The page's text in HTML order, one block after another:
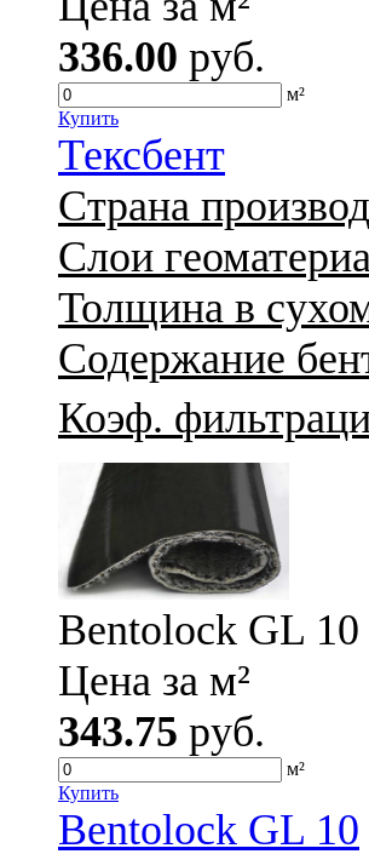
336.00 руб.
м²
Купить
Тексбент
Страна
Слои
Толщина в
Содержание
Коэф.
Bentolock GL 10
Цена за м²
343.75 руб.
м²
Купить
Bentolock GL 10